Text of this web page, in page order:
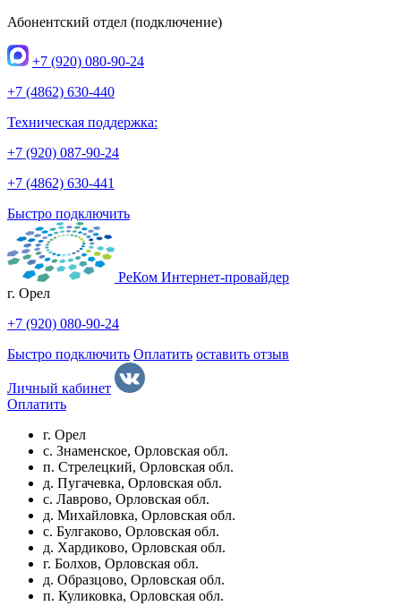
Абонентский отдел (подключение)
+7 (920) 080-90-24
+7 (4862) 630-440
Техническая поддержка:
+7 (920) 087-90-24
+7 (4862) 630-441
Быстро подключить
РеКом Интернет-провайдер
г. Орел
+7 (920) 080-90-24
Быстро подключить Оплатить оставить отзыв
Личный кабинет
Оплатить
г. Орел
с. Знаменское, Орловская обл.
п. Стрелецкий, Орловская обл.
д. Пугачевка, Орловская обл.
с. Лаврово, Орловская обл.
д. Михайловка, Орловская обл.
с. Булгаково, Орловская обл.
д. Хардиково, Орловская обл.
г. Болхов, Орловская обл.
д. Образцово, Орловская обл.
п. Куликовка, Орловская обл.